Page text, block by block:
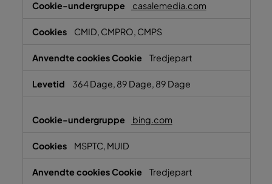
casalemedia.com
CMID, CMPRO, CMPS
Tredjepart
364 Dage, 89 Dage, 89 Dage
bing.com
MSPTC, MUID
Tredjepart